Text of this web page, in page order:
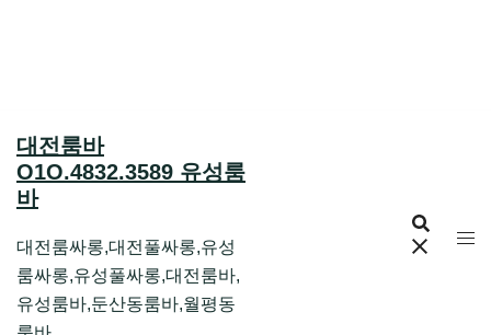
대전룸바
O1O.4832.3589 유성룸
바
대전룸싸롱,대전풀싸롱,유성
룸싸롱,유성풀싸롱,대전룸바,
유성룸바,둔산동룸바,월평동